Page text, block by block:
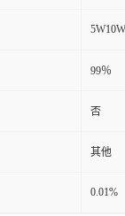
99％
否
其他
0.01%